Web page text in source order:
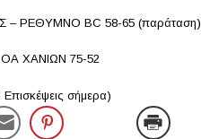
ΡΕΘΥΜΝΟ BC 58-65 (παράταση)
ΧΑΝΙΩΝ 75-52
σήμερα)